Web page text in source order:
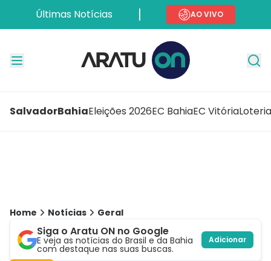
Últimas Notícias AO VIVO
SalvadorBahiaEleições 2026EC BahiaEC Vitória
Home Notícias Geral
Siga o Aratu ON no Google
E veja as notícias do Brasil e da Bahia
com destaque nas suas buscas.
Adicionar